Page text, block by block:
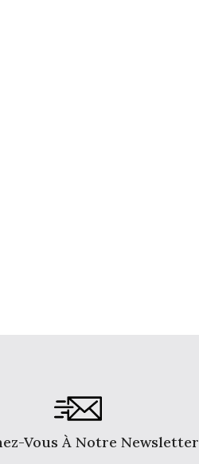
Vous À Notre Newsletter